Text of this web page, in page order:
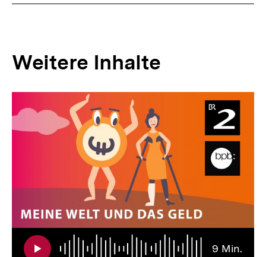
Weitere Inhalte
Inhaltskarousell
für
Inhalte
Inhaltskarussell
überspringen
9 Min.